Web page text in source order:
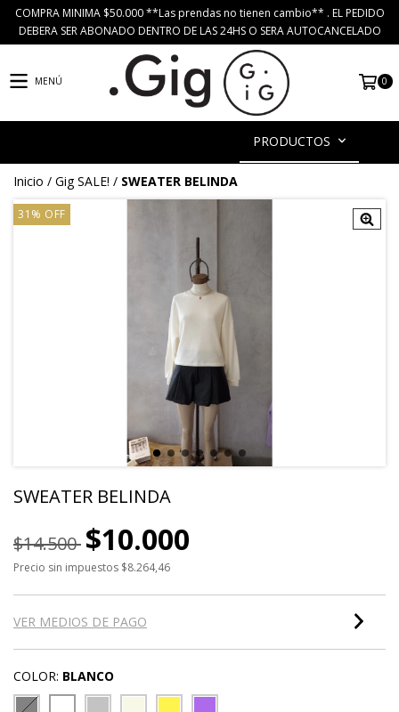
COMPRA MINIMA $50.000 **Las prendas no tienen cambio** . EL PEDIDO
DEBERA SER ABONADO DENTRO DE LAS 24HS O SERA AUTOCANCELADO
MENÚ 0
PRODUCTOS
Inicio / Gig SALE! / SWEATER BELINDA
31 % OFF
SWEATER BELINDA
$14.500 $10.000
Precio sin impuestos $8.264,46
VER MEDIOS DE PAGO
COLOR: BLANCO